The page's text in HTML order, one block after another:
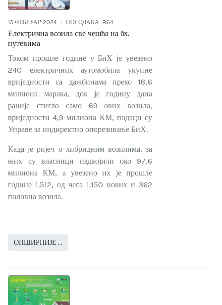
15 ФЕБРУАР 2024 ПОГОДАКА: 864
Електрична возила све чешћа на бх.
путевима
Током прошле године у БиХ је увезено
240 електричних аутомобила укупне
вриједности са дажбинама преко 18,6
милиона марака, док је годину дана
раније стигло само 69 ових возила,
вриједности 4,9 милиона КМ, подаци су
Управе за индиректно опорезивање БиХ.
Када је ријеч о хибридним возилима, за
њих су власници издвојили око 97,6
милиона КМ, а увезено их је прошле
године 1.512, од чега 1.150 нових и 362
половна возила.
ОПШИРНИЈЕ …